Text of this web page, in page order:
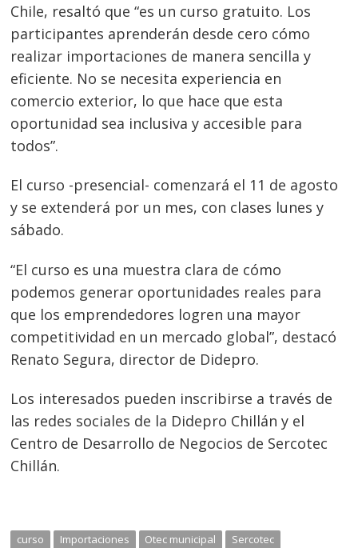
Chile, resaltó que “es un curso gratuito. Los
participantes aprenderán desde cero cómo
realizar importaciones de manera sencilla y
eficiente. No se necesita experiencia en
comercio exterior, lo que hace que esta
oportunidad sea inclusiva y accesible para
todos”.
El curso -presencial- comenzará el 11 de agosto
y se extenderá por un mes, con clases lunes y
sábado.
“El curso es una muestra clara de cómo
podemos generar oportunidades reales para
que los emprendedores logren una mayor
competitividad en un mercado global”, destacó
Renato Segura, director de Didepro.
Los interesados pueden inscribirse a través de
las redes sociales de la Didepro Chillán y el
Centro de Desarrollo de Negocios de Sercotec
Chillán.
curso Importaciones Otec municipal Sercotec
Navegación
de
entradas